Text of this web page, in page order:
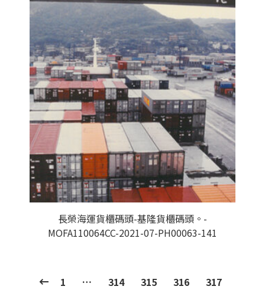
長榮海運貨櫃碼頭-基隆貨櫃碼頭。-
MOFA110064CC-2021-07-PH00063-141
1 … 314 315 316
317